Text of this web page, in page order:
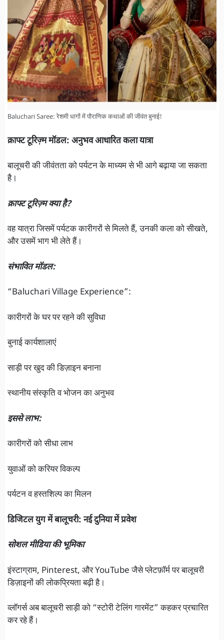
Baluchari Saree: रेशमी धागों में पौराणिक कथाओं की जीवंत बुनाई!
क्राफ्ट टूरिज़्म मॉडल: अनुभव आधारित कला यात्रा
बालूचरी की जीवंतता को पर्यटन के माध्यम से भी आगे बढ़ाया जा सकता
है।
क्राफ्ट टूरिज़्म क्या है?
वह यात्रा जिसमें पर्यटक कारीगरों से मिलते हैं, उनकी कला को सीखते,
और उसमें भाग भी लेते हैं।
संभावित मॉडल:
“Baluchari Village Experience”:
कारीगरों के घर पर रहने की सुविधा
बुनाई कार्यशालाएं
साड़ी पर खुद की डिज़ाइन बनाना
स्थानीय संस्कृति व भोजन का अनुभव
इससे लाभ:
कारीगरों को सीधा लाभ
युवाओं को करियर विकल्प
पर्यटन व हस्तशिल्प का मिलन
डिजिटल युग में बालूचरी: नई दुनिया में प्रवेश
सोशल मीडिया की भूमिका
इंस्टाग्राम, Pinterest, और YouTube जैसे प्लेटफ़ॉर्म पर बालूचरी
डिज़ाइनों की लोकप्रियता बढ़ी है।
व्लॉगर्स अब बालूचरी साड़ी को “स्टोरी टेलिंग गारमेंट” कहकर प्रचारित
कर रहे हैं।